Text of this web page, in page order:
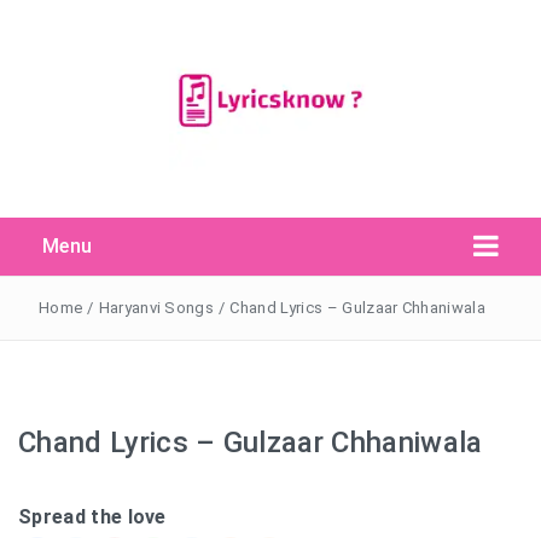
Menu
Search
for:
Search Button
Home / Haryanvi Songs / Chand Lyrics – Gulzaar Chhaniwala
Chand Lyrics – Gulzaar Chhaniwala
Spread the love